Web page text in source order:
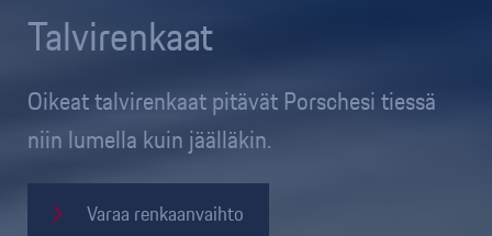
Talvirenkaat
Oikeat talvirenkaat pitävät Porschesi tiessä
niin lumella kuin jäälläkin.
Varaa renkaanvaihto